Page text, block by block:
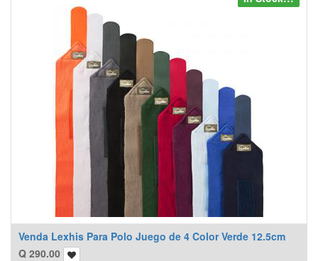
Venda Lexhis Para Polo Juego de 4 Color Verde 12.5cm
Q 290.00